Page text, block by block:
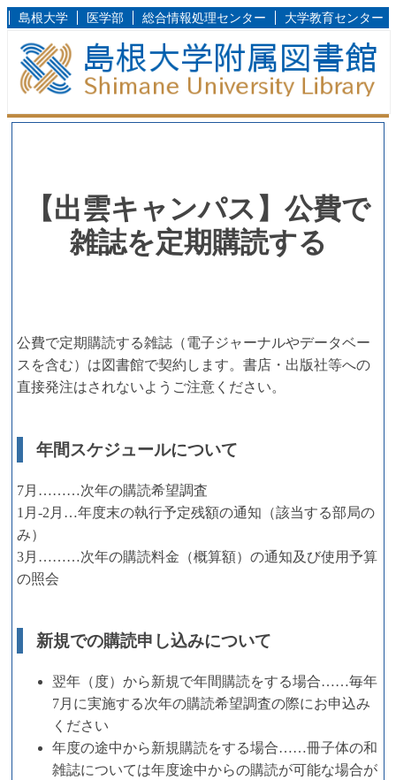
島根大学 医学部 総合情報処理センター 大学教育センター
【出雲キャンパス】公費で
雑誌を定期購読する
公費で定期購読する雑誌（電子ジャーナルやデータベー
スを含む）は図書館で契約します。書店・出版社等への
直接発注はされないようご注意ください。
年間スケジュールについて
7月………次年の購読希望調査
1月-2月…年度末の執行予定残額の通知（該当する部局の
み）
3月………次年の購読料金（概算額）の通知及び使用予算
の照会
新規での購読申し込みについて
翌年（度）から新規で年間購読をする場合……毎年
7月に実施する次年の購読希望調査の際にお申込み
ください
年度の途中から新規購読をする場合……冊子体の和
雑誌については年度途中からの購読が可能な場合が